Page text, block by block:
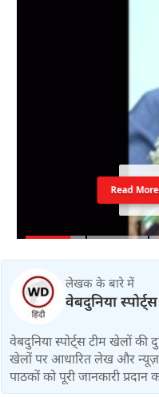
Read More
लेखक के बारे में
वेबदुनिया
वेबदुनिया स्पोर्ट्स टीम खेलों
खेलों पर आधारित लेख और
पाठकों को पूरी जानकारी प्रदान